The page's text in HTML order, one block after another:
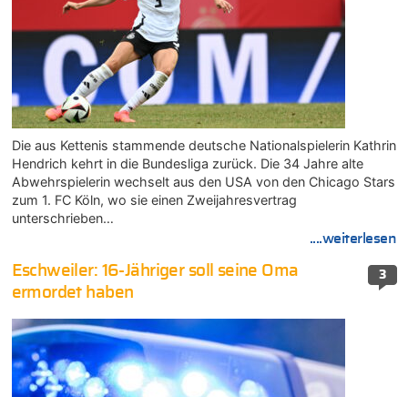
Die aus Kettenis stammende deutsche Nationalspielerin Kathrin
Hendrich kehrt in die Bundesliga zurück. Die 34 Jahre alte
Abwehrspielerin wechselt aus den USA von den Chicago Stars
zum 1. FC Köln, wo sie einen Zweijahresvertrag
unterschrieben…
....weiterlesen
3
Eschweiler: 16-Jähriger soll seine Oma
ermordet haben